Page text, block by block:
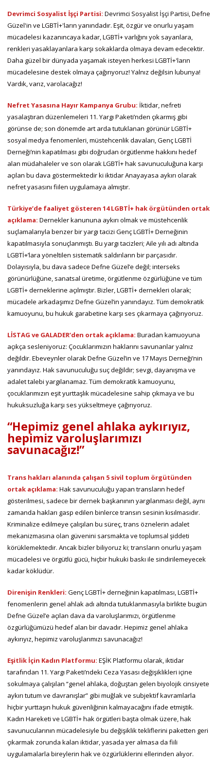
Devrimci Sosyalist İşçi Partisi: Devrimci Sosyalist İşçi Partisi, Defne
Güzel'in ve LGBTİ+'ların yanındadır. Eşit, özgür ve onurlu yaşam
mücadelesi kazanıncaya kadar, LGBTİ+ varlığını yok sayanlara,
renkleri yasaklayanlara karşı sokaklarda olmaya devam edecektir.
Daha güzel bir dünyada yaşamak isteyen herkesi LGBTİ+'ların
mücadelesine destek olmaya çağırıyoruz! Yalnız değilsin lubunya!
Vardık, varız, varolacağız!
Nefret Yasasına Hayır Kampanya Grubu: İktidar, nefreti
yasalaştıran düzenlemeleri 11. Yargı Paketi’nden çıkarmış gibi
görünse de; son dönemde art arda tutuklanan görünür LGBTİ+
sosyal medya fenomenleri, müstehcenlik davaları, Genç LGBTİ
Derneği’nin kapatılması gibi doğrudan örgütlenme hakkını hedef
alan müdahaleler ve son olarak LGBTİ+ hak savunuculuğuna karşı
açılan bu dava göstermektedir ki iktidar Anayayasa aykırı olarak
nefret yasasını fiilen uygulamaya almıştır.
Türkiye’de faaliyet gösteren 14 LGBTİ+ hak örgütünden ortak
açıklama: Dernekler kanununa aykırı olmak ve müstehcenlik
suçlamalarıyla benzer bir yargı tacizi Genç LGBTİ+ Derneğinin
kapatılmasıyla sonuçlanmıştı. Bu yargı tacizleri; Aile yılı adı altında
LGBTİ+’lara yöneltilen sistematik saldırıların bir parçasıdır.
Dolayısıyla, bu dava sadece Defne Güzel’e değil; interseks
görünürlüğüne, sanatsal üretime, örgütlenme özgürlüğüne ve tüm
LGBTİ+ derneklerine açılmıştır. Bizler, LGBTİ+ dernekleri olarak;
mücadele arkadaşımız Defne Güzel’in yanındayız. Tüm demokratik
kamuoyunu, bu hukuk garabetine karşı ses çıkarmaya çağırıyoruz.
LİSTAG ve GALADER’den ortak açıklama: Buradan kamuoyuna
açıkça sesleniyoruz: Çocuklarımızın haklarını savunanlar yalnız
değildir. Ebeveynler olarak Defne Güzel’in ve 17 Mayıs Derneği’nin
yanındayız. Hak savunuculuğu suç değildir; sevgi, dayanışma ve
adalet talebi yargılanamaz. Tüm demokratik kamuoyunu,
çocuklarımızın eşit yurttaşlık mücadelesine sahip çıkmaya ve bu
hukuksuzluğa karşı ses yükseltmeye çağırıyoruz.
“Hepimiz genel ahlaka aykırıyız,
hepimiz varoluşlarımızı
savunacağız!”
Trans hakları alanında çalışan 5 sivil toplum örgütünden
ortak açıklama: Hak savunuculuğu yapan transların hedef
gösterilmesi, sadece bir dernek başkanının yargılanması değil, aynı
zamanda hakları gasp edilen binlerce transın sesinin kısılmasıdır.
Kriminalize edilmeye çalışılan bu süreç, trans öznelerin adalet
mekanizmasına olan güvenini sarsmakta ve toplumsal şiddeti
körüklemektedir. Ancak bizler biliyoruz ki; transların onurlu yaşam
mücadelesi ve örgütlü gücü, hiçbir hukuki baskı ile sindirilemeyecek
kadar köklüdür.
Direnişin Renkleri: Genç LGBTİ+ derneğinin kapatılması, LGBTİ+
fenomenlerin genel ahlak adı altında tutuklanmasıyla birlikte bugün
Defne Güzel’e açılan dava da varoluşlarımızı, örgütlenme
özgürlüğümüzü hedef alan bir davadır. Hepimiz genel ahlaka
aykırıyız, hepimiz varoluşlarımızı savunacağız!
Eşitlik İçin Kadın Platformu: EŞİK Platformu olarak, iktidar
tarafından 11. Yargı Paketi’ndeki Ceza Yasası değişiklikleri içine
sokulmaya çalışılan “genel ahlaka, doğuştan gelen biyolojik cinsiyete
aykırı tutum ve davranışlar” gibi muğlak ve subjektif kavramlarla
hiçbir yurttaşın hukuk güvenliğinin kalmayacağını ifade etmiştik.
Kadın Hareketi ve LGBTİ+ hak örgütleri başta olmak üzere, hak
savunucularının mücadelesiyle bu değişiklik tekliflerini paketten geri
çıkarmak zorunda kalan iktidar, yasada yer almasa da fiili
uygulamalarla bireylerin hak ve özgürlüklerini ellerinden alıyor.